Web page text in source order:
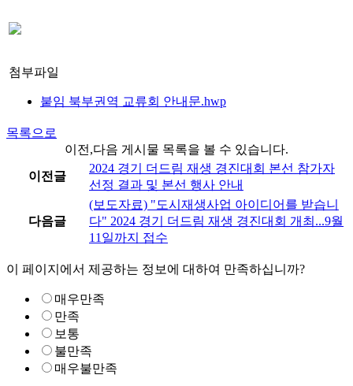
첨부파일
붙임 북부권역 교류회 안내문.hwp
목록으로
이전,다음 게시물 목록을 볼 수 있습니다.
이전글
2024 경기 더드림 재생 경진대회 본선 참가자
선정 결과 및 본선 행사 안내
다음글
(보도자료) "도시재생사업 아이디어를 받습니
다" 2024 경기 더드림 재생 경진대회 개최...9월
11일까지 접수
이 페이지에서 제공하는 정보에 대하여 만족하십니까?
매우만족
만족
보통
불만족
매우불만족